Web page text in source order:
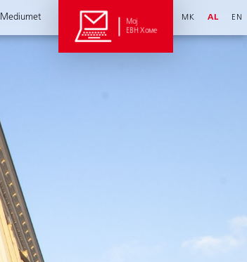
Mediumet Мој
ЕВН Хоме
MK AL EN